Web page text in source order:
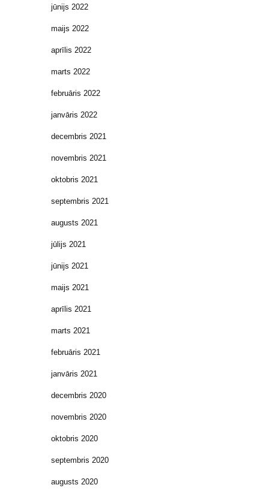
jūnijs 2022
maijs 2022
aprīlis 2022
marts 2022
februāris 2022
janvāris 2022
decembris 2021
novembris 2021
oktobris 2021
septembris 2021
augusts 2021
jūlijs 2021
jūnijs 2021
maijs 2021
aprīlis 2021
marts 2021
februāris 2021
janvāris 2021
decembris 2020
novembris 2020
oktobris 2020
septembris 2020
augusts 2020